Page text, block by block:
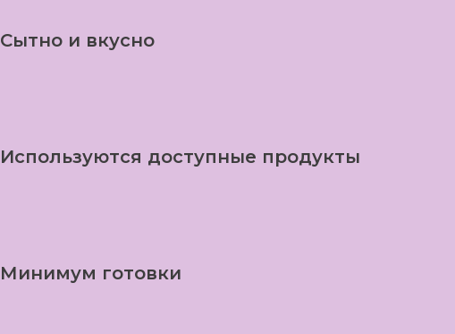
Сытно и вкусно
Используются доступные продукты
Минимум готовки